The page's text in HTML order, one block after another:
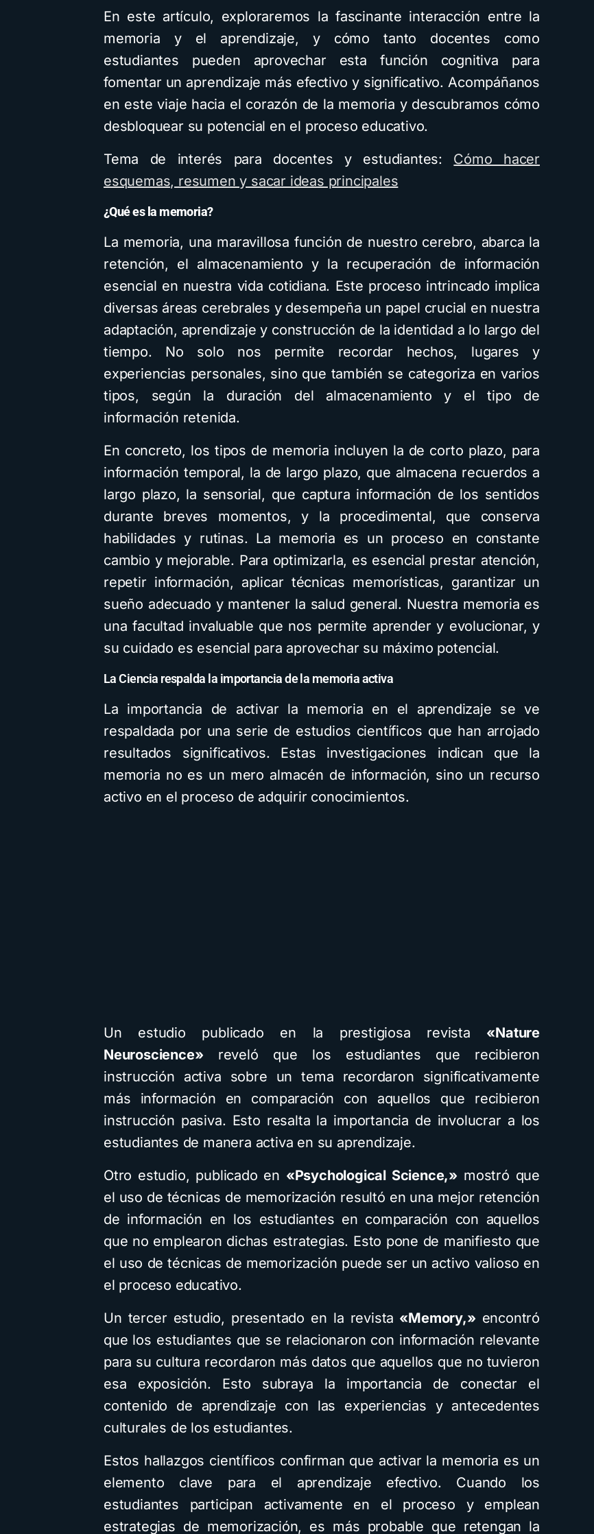
En este artículo, exploraremos la fascinante interacción entre la
memoria y el aprendizaje, y cómo tanto docentes como
estudiantes pueden aprovechar esta función cognitiva para
fomentar un aprendizaje más efectivo y significativo. Acompáñanos
en este viaje hacia el corazón de la memoria y descubramos cómo
desbloquear su potencial en el proceso educativo.
Tema de interés para docentes y estudiantes: Cómo hacer
esquemas, resumen y sacar ideas principales
¿Qué es la memoria?
La memoria, una maravillosa función de nuestro cerebro, abarca la
retención, el almacenamiento y la recuperación de información
esencial en nuestra vida cotidiana. Este proceso intrincado implica
diversas áreas cerebrales y desempeña un papel crucial en nuestra
adaptación, aprendizaje y construcción de la identidad a lo largo del
tiempo. No solo nos permite recordar hechos, lugares y
experiencias personales, sino que también se categoriza en varios
tipos, según la duración del almacenamiento y el tipo de
información retenida.
En concreto, los tipos de memoria incluyen la de corto plazo, para
información temporal, la de largo plazo, que almacena recuerdos a
largo plazo, la sensorial, que captura información de los sentidos
durante breves momentos, y la procedimental, que conserva
habilidades y rutinas. La memoria es un proceso en constante
cambio y mejorable. Para optimizarla, es esencial prestar atención,
repetir información, aplicar técnicas memorísticas, garantizar un
sueño adecuado y mantener la salud general. Nuestra memoria es
una facultad invaluable que nos permite aprender y evolucionar, y
su cuidado es esencial para aprovechar su máximo potencial.
La Ciencia respalda la importancia de la memoria activa
La importancia de activar la memoria en el aprendizaje se ve
respaldada por una serie de estudios científicos que han arrojado
resultados significativos. Estas investigaciones indican que la
memoria no es un mero almacén de información, sino un recurso
activo en el proceso de adquirir conocimientos.
Un estudio publicado en la prestigiosa revista «Nature
Neuroscience» reveló que los estudiantes que recibieron
instrucción activa sobre un tema recordaron significativamente
más información en comparación con aquellos que recibieron
instrucción pasiva. Esto resalta la importancia de involucrar a los
estudiantes de manera activa en su aprendizaje.
Otro estudio, publicado en «Psychological Science,» mostró que
el uso de técnicas de memorización resultó en una mejor retención
de información en los estudiantes en comparación con aquellos
que no emplearon dichas estrategias. Esto pone de manifiesto que
el uso de técnicas de memorización puede ser un activo valioso en
el proceso educativo.
Un tercer estudio, presentado en la revista «Memory,» encontró
que los estudiantes que se relacionaron con información relevante
para su cultura recordaron más datos que aquellos que no tuvieron
esa exposición. Esto subraya la importancia de conectar el
contenido de aprendizaje con las experiencias y antecedentes
culturales de los estudiantes.
Estos hallazgos científicos confirman que activar la memoria es un
elemento clave para el aprendizaje efectivo. Cuando los
estudiantes participan activamente en el proceso y emplean
estrategias de memorización, es más probable que retengan la